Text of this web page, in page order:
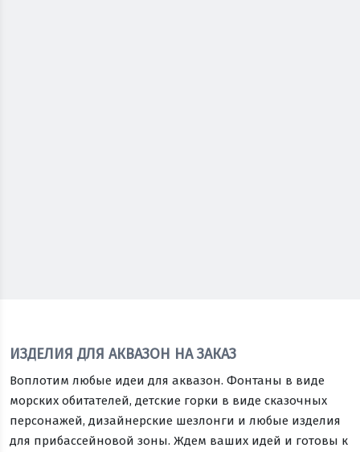
ИЗДЕЛИЯ ДЛЯ АКВАЗОН НА ЗАКАЗ
Воплотим любые идеи для аквазон. Фонтаны в виде
морских обитателей, детские горки в виде сказочных
персонажей, дизайнерские шезлонги и любые изделия
для прибассейновой зоны. Ждем ваших идей и готовы к